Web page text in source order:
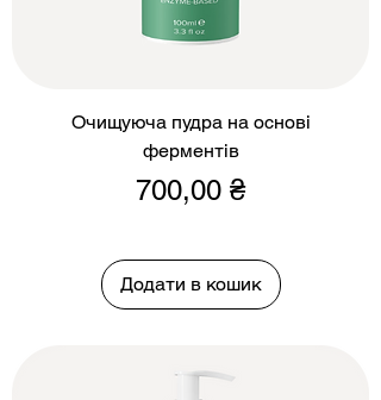
Очищуюча пудра на основі
ферментів
Ціна
700,00 ₴
Додати в кошик